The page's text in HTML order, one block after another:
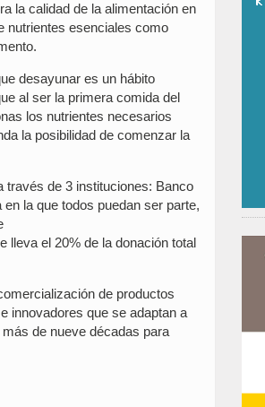
la calidad de la alimentación en
nutrientes esenciales como
desayunar es un hábito
al ser la primera comida del
los nutrientes necesarios
la posibilidad de comenzar la
través de 3 instituciones: Banco
la que todos puedan ser parte,
lleva el 20% de la donación total
de productos
innovadores que se adaptan a
de nueve décadas para